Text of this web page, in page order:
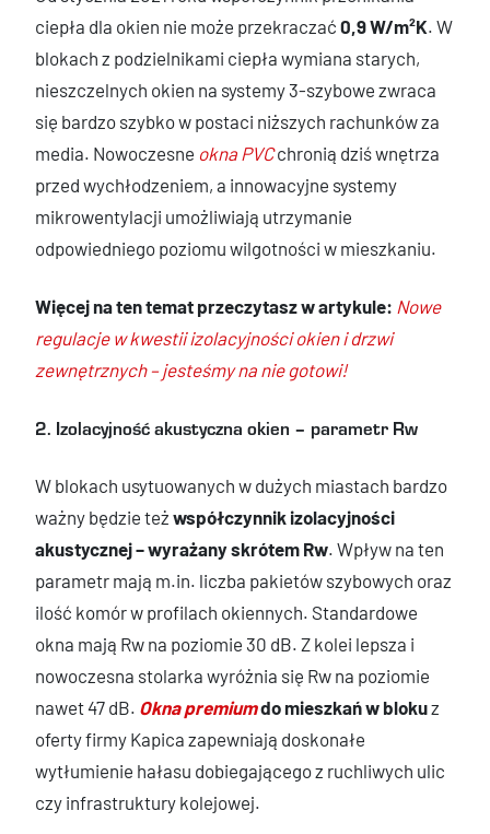
ciepła dla okien nie może przekraczać 0,9 W/m²K. W
blokach z podzielnikami ciepła wymiana starych,
nieszczelnych okien na systemy 3-szybowe zwraca
się bardzo szybko w postaci niższych rachunków za
media. Nowoczesne okna PVCchronią dziś wnętrza
przed wychłodzeniem, a innowacyjne systemy
mikrowentylacji umożliwiają utrzymanie
odpowiedniego poziomu wilgotności w mieszkaniu.
Więcej na ten temat przeczytasz w artykule: Nowe
regulacje w kwestii izolacyjności okien i drzwi
zewnętrznych – jesteśmy na nie gotowi!
2. Izolacyjność akustyczna okien – parametr Rw
W blokach usytuowanych w dużych miastach bardzo
ważny będzie też współczynnik izolacyjności
akustycznej – wyrażany skrótem Rw. Wpływ na ten
parametr mają m.in. liczba pakietów szybowych oraz
ilość komór w profilach okiennych. Standardowe
okna mają Rw na poziomie 30 dB. Z kolei lepsza i
nowoczesna stolarka wyróżnia się Rw na poziomie
nawet 47 dB. Okna premiumdo mieszkań w blokuz
oferty firmy Kapica zapewniają doskonałe
wytłumienie hałasu dobiegającego z ruchliwych ulic
czy infrastruktury kolejowej.